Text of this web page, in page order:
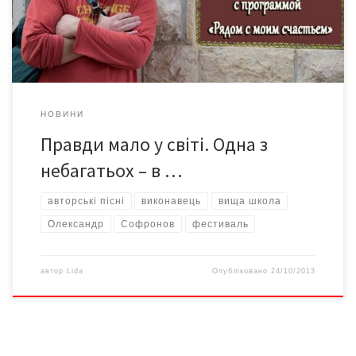
щоби в цьому переконатися. Серед продовжувачів цієї славної
когорти – Олександр Софронов. Минулої […]
НОВИНИ
Правди мало у світі. Одна з
небагатьох – в …
авторські пісні виконавець вища школа
Олександр Софронов фестиваль
автор Lida Опубліковано24/10/2013